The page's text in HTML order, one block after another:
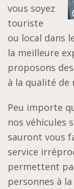
vous soyez
touriste
ou local dans
la meilleure
proposons
à la qualité de
Peu importe
nos véhicules
sauront vous
service
permettent
personnes à